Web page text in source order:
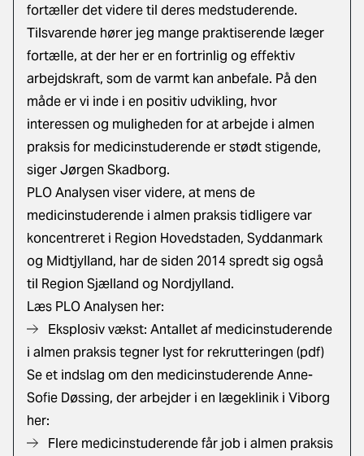
fortæller det videre til deres medstuderende.
Tilsvarende hører jeg mange praktiserende læger
fortælle, at der her er en fortrinlig og effektiv
arbejdskraft, som de varmt kan anbefale. På den
måde er vi inde i en positiv udvikling, hvor
interessen og muligheden for at arbejde i almen
praksis for medicinstuderende er stødt stigende,
siger Jørgen Skadborg.
PLO Analysen viser videre, at mens de
medicinstuderende i almen praksis tidligere var
koncentreret i Region Hovedstaden, Syddanmark
og Midtjylland, har de siden 2014 spredt sig også
til Region Sjælland og Nordjylland.
Læs PLO Analysen her:
Eksplosiv vækst: Antallet af medicinstuderende
i almen praksis tegner lyst for rekrutteringen (pdf)
Se et indslag om den medicinstuderende Anne-
Sofie Døssing, der arbejder i en lægeklinik i Viborg
her:
Flere medicinstuderende får job i almen praksis